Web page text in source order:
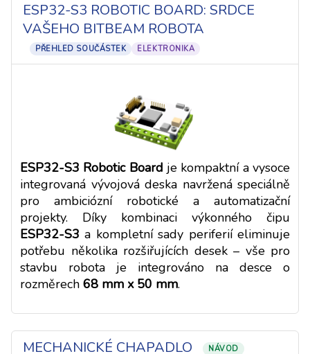
ESP32-S3 ROBOTIC BOARD: SRDCE
VAŠEHO BITBEAM ROBOTA
PŘEHLED SOUČÁSTEK ELEKTRONIKA
ESP32-S3 Robotic Board je kompaktní a vysoce
integrovaná vývojová deska navržená speciálně
pro ambiciózní robotické a automatizační
projekty. Díky kombinaci výkonného čipu
ESP32-S3 a kompletní sady periferií eliminuje
potřebu několika rozšiřujících desek – vše pro
stavbu robota je integrováno na desce o
rozměrech 68 mm x 50 mm.
MECHANICKÉ CHAPADLO NÁVOD